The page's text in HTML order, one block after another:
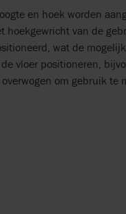
en hoek worden
hoekgewricht van de
wat de
vloer positioneren,
om gebruik